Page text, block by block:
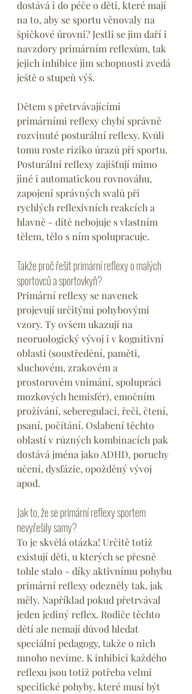
dostává i do péče o děti, které mají
na to, aby se sportu věnovaly na
špičkové úrovni? Jestli se jim daří i
navzdory primárním reflexům, tak
jejich inhibice jim schopnosti zvedá
ještě o stupeň výš.
Dětem s přetrvávajícími
primárními reflexy chybí správně
rozvinuté posturální reflexy. Kvůli
tomu roste riziko úrazů při sportu.
Posturální reflexy zajišťují mimo
jiné i automatickou rovnováhu,
zapojení správných svalů při
rychlých reflexivních reakcích a
hlavně - dítě nebojuje s vlastním
tělem, tělo s ním spolupracuje.
Takže proč řešit primární reflexy o malých
sportovců a sportovkyň?
Primární reflexy se navenek
projevují určitými pohybovými
vzory. Ty ovšem ukazují na
neoruologický vývoj i v kognitivní
oblasti (soustředění, paměti,
sluchovém, zrakovém a
prostorovém vnímání, spolupráci
mozkových hemisfér), emočním
prožívání, seberegulaci, řeči, čtení,
psaní, počítání. Oslabení těchto
oblastí v různých kombinacích pak
dostává jména jako ADHD, poruchy
učení, dysfázie, opožděný vývoj
apod.
Jak to, že se primární reflexy sportem
nevyřešily samy?
To je skvělá otázka! Určitě totiž
existují děti, u kterých se přesně
tohle stalo - díky aktivnímu pohybu
primární reflexy odezněly tak, jak
měly. Například pokud přetrvával
jeden jediný reflex. Rodiče těchto
dětí ale nemají důvod hledat
speciální pedagogy, takže o nich
mnoho nevíme. K inhibici každého
reflexu jsou totiž potřeba velmi
specifické pohyby, které musí být